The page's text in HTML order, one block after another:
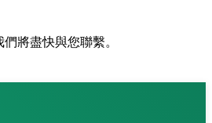
將盡快與您聯繫。